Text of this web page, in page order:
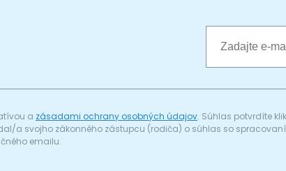
a zásadami ochrany osobných údajov. Súhlas potvrdíte
a svojho zákonného zástupcu (rodiča) o súhlas so
emailu.